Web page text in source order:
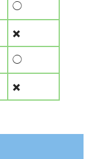
◯
✖️
◯
✖️